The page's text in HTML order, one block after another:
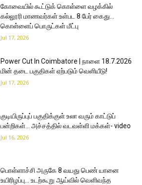
கோவையில் கூட்டுக் கொள்ளை வழக்கில்
கல்லூரி மாணவர்கள் உள்பட 8 பேர் கைது…
கொள்ளைப் பொருட்கள் மீட்பு
Jul 17, 2026
Power Cut In Coimbatore | நாளை 18.7.2026
மின் தடை பகுதிகள் ஏற்படும் வெளியீடு!
Jul 17, 2026
குடியிருப்புப் பகுதிக்குள் உலா வரும் காட்டுப்
பன்றிகள்… அச்சத்தில் வடவள்ளி மக்கள்- video
Jul 16, 2026
பொள்ளாச்சி அருகே 8 வயது பெண் யானை
உயிரிழப்பு… உடற்கூறு ஆய்வில் வெளிவந்த